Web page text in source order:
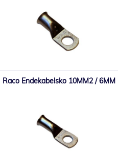
Raco Endekabelsko 10MM2 / 6MM